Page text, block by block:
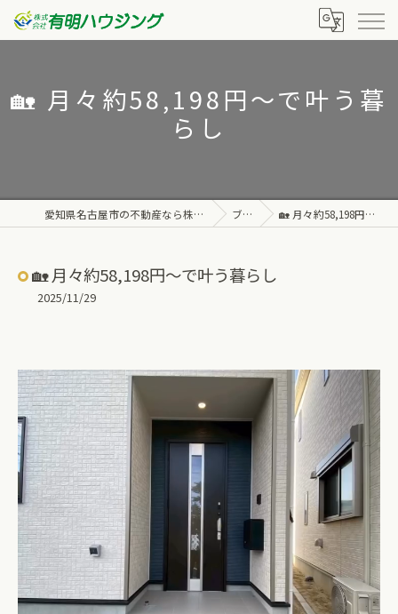
🏡 月々約58,198円〜で叶う暮
らし
愛知県名古屋市の不動産なら株式会社有明ハウジング ブログ 🏡 月々約58,198円〜で叶う暮らし
🏡 月々約58,198円〜で叶う暮らし
2025/11/29